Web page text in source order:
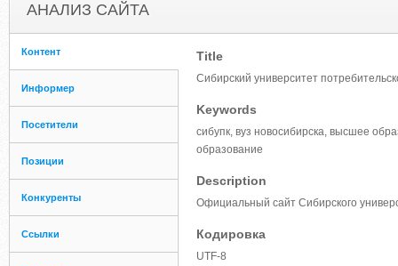
АНАЛИЗ САЙТА
Контент
Информер
Посетители
Позиции
Конкуренты
Ссылки
Title
Сибирский университет
Keywords
сибупк, вуз новосибирска, высшее
образование
Description
Официальный сайт Сибирского
Кодировка
UTF-8